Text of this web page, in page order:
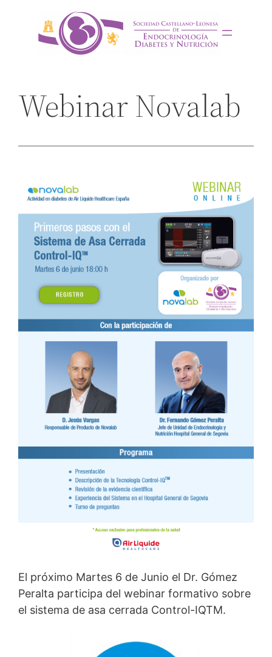
contenido
Webinar Novalab
El próximo Martes 6 de Junio el Dr. Gómez
Peralta participa del webinar formativo sobre
el sistema de asa cerrada Control-IQTM.